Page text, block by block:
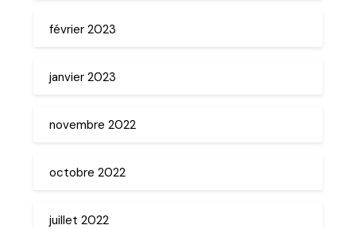
février 2023
janvier 2023
novembre 2022
octobre 2022
juillet 2022